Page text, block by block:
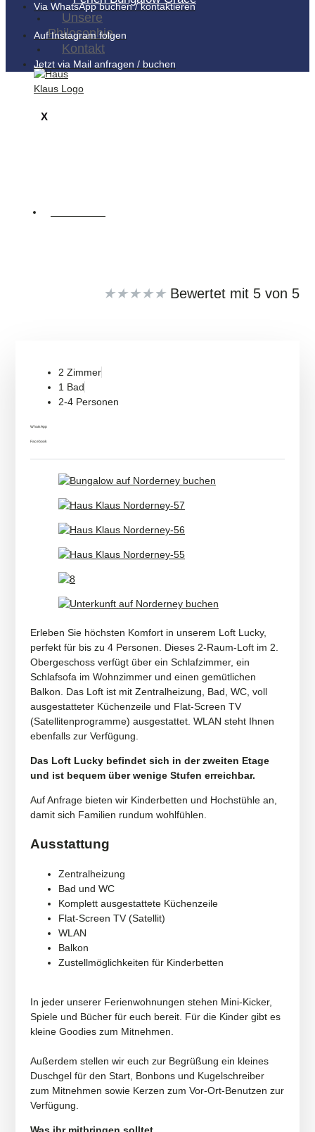
Unsere
Philosophie
Kontakt
X
Via WhatsApp buchen / kontaktieren
Auf Instagram folgen
Jetzt via Mail anfragen / buchen
★★★★★ Bewertet mit 5 von 5
2 Zimmer
1 Bad
2-4 Personen
WhatsApp
Facebook
Erleben Sie höchsten Komfort in unserem Loft Lucky,
perfekt für bis zu 4 Personen. Dieses 2-Raum-Loft im 2.
Obergeschoss verfügt über ein Schlafzimmer, ein
Schlafsofa im Wohnzimmer und einen gemütlichen
Balkon. Das Loft ist mit Zentralheizung, Bad, WC, voll
ausgestatteter Küchenzeile und Flat-Screen TV
(Satellitenprogramme) ausgestattet. WLAN steht Ihnen
ebenfalls zur Verfügung.
Das Loft Lucky befindet sich in der zweiten Etage
und ist bequem über wenige Stufen erreichbar.
Auf Anfrage bieten wir Kinderbetten und Hochstühle an,
damit sich Familien rundum wohlfühlen.
Ausstattung
Zentralheizung
Bad und WC
Komplett ausgestattete Küchenzeile
Flat-Screen TV (Satellit)
WLAN
Balkon
Zustellmöglichkeiten für Kinderbetten
In jeder unserer Ferienwohnungen stehen Mini-Kicker,
Spiele und Bücher für euch bereit. Für die Kinder gibt es
kleine Goodies zum Mitnehmen.
Außerdem stellen wir euch zur Begrüßung ein kleines
Duschgel für den Start, Bonbons und Kugelschreiber
zum Mitnehmen sowie Kerzen zum Vor-Ort-Benutzen zur
Verfügung.